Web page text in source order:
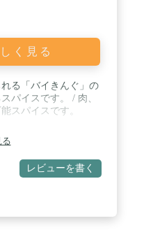
く見る
る「バイきんぐ」の
パイスです。 / 肉、
スパイスです。
レビューを書く